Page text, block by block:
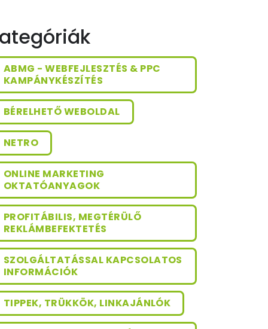
ABMG - WEBFEJLESZTÉS & PPC
KAMPÁNYKÉSZÍTÉS
BÉRELHETŐ WEBOLDAL
NETRO
ONLINE MARKETING
OKTATÓANYAGOK
PROFITÁBILIS, MEGTÉRÜLŐ
REKLÁMBEFEKTETÉS
SZOLGÁLTATÁSSAL KAPCSOLATOS
INFORMÁCIÓK
TIPPEK, TRÜKKÖK, LINKAJÁNLÓK